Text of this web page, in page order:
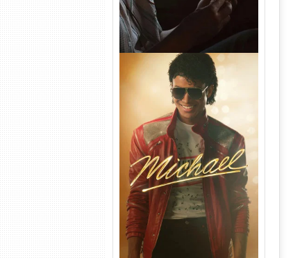
Michael Torrent (2026) WEB-
DL 1080p/4K Dual Áudio